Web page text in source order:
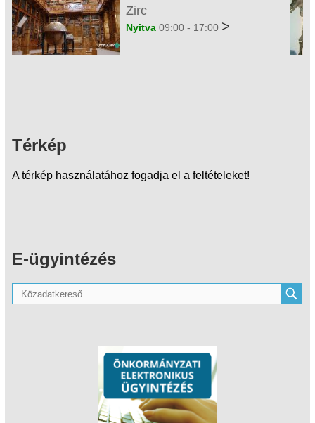
Zirc
Nyitva09:00 - 17:00 >
Térkép
A térkép használatához fogadja el a feltételeket!
E-ügyintézés